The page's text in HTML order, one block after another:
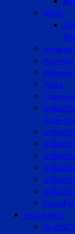
HIOKI
Kyoritsu
Testo
เครื่องวั
Gain-
เครื่องวั
เครื่องวั
เครื่องวั
เครื่องวั
เครื่องวั
เครื่องวั
โพรบสำ
Volumetric